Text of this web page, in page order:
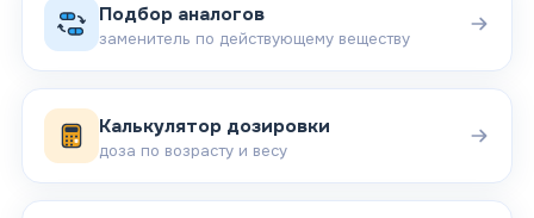
Подбор аналогов
заменитель по действующему веществу
Калькулятор дозировки
доза по возрасту и весу